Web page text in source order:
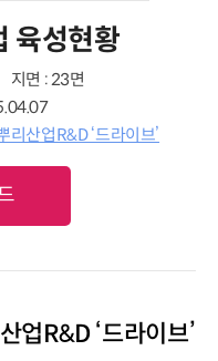
육성현황
지면 : 23면
리산업R&D ‘드라이브’
업R&D ‘드라이브’